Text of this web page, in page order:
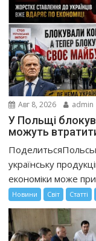
Авг 8, 2026 admin
У Польщі
можуть
українську
економіки може
Новини Світ Статті